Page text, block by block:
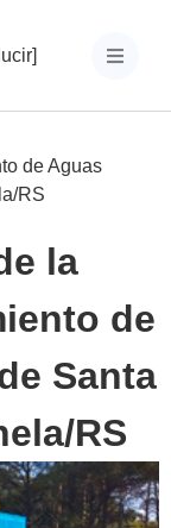
de Aguas
RS
la
de
Santa
RS